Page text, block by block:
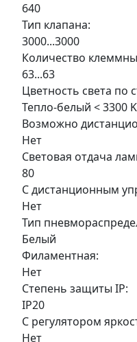
640
Тип клапана:
3000...3000
Количество
63...63
Цветность света по
Тепло-белый < 3300 K
Возможно
Нет
Световая отдача
80
С дистанционным
Нет
Тип
Белый
Филаментная:
Нет
Степень защиты IP:
IP20
С регулятором
Нет